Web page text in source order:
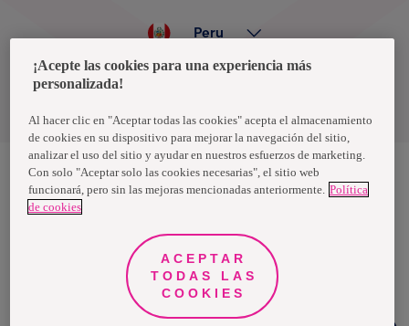
Política de privacidad de datos
Peru
Nosotras, una marca de Essity - una compañía global líder en
higiene y salud. Cada día, mil millones de personas, en todo el
propósito es romper barreras por el bienestar en beneficio de
consumidores, pacientes, cuidadores, clientes y la sociedad en
general. Vendemos en aproximadamente 150 países bajo las
principales marcas globales TENA y Tork, así como otras marcas
como Actimove, Cutimed, JOBST, Knix, Leukoplast, Libero, Libresse,
Lotus, Modibodi, Nosotras, Saba, Tempo, TOM Organic y Zewa. En
2024, Essity tuvo ventas de aproximadamente 13 mil millones de
¡Acepte las cookies para una experiencia más
personalizada!
Al hacer clic en "Aceptar todas las cookies" acepta el almacenamiento
de cookies en su dispositivo para mejorar la navegación del sitio,
analizar el uso del sitio y ayudar en nuestros esfuerzos de marketing.
Con solo "Aceptar solo las cookies necesarias", el sitio web
funcionará, pero sin las mejoras mencionadas anteriormente. Política
de cookies
ACEPTAR
TODAS LAS
COOKIES